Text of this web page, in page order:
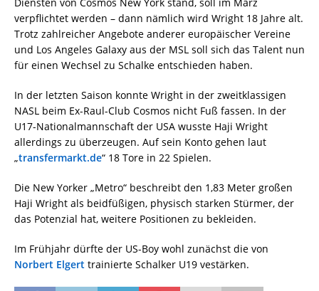
verpflichtet werden – dann nämlich wird Wright 18 Jahre alt.
Trotz zahlreicher Angebote anderer europäischer Vereine
und Los Angeles Galaxy aus der MSL soll sich das Talent nun
für einen Wechsel zu Schalke entschieden haben.
In der letzten Saison konnte Wright in der zweitklassigen
NASL beim Ex-Raul-Club Cosmos nicht Fuß fassen. In der
U17-Nationalmannschaft der USA wusste Haji Wright
allerdings zu überzeugen. Auf sein Konto gehen laut
„transfermarkt.de“ 18 Tore in 22 Spielen.
Die New Yorker „Metro“ beschreibt den 1,83 Meter großen
Haji Wright als beidfüßigen, physisch starken Stürmer, der
das Potenzial hat, weitere Positionen zu bekleiden.
Im Frühjahr dürfte der US-Boy wohl zunächst die von
Norbert Elgert trainierte Schalker U19 vestärken.